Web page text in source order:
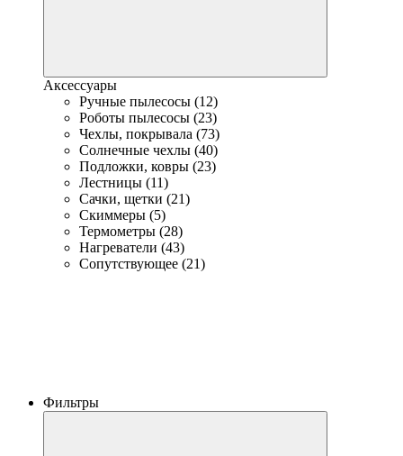
Аксессуары
Ручные пылесосы (12)
Роботы пылесосы (23)
Чехлы, покрывала (73)
Солнечные чехлы (40)
Подложки, ковры (23)
Лестницы (11)
Сачки, щетки (21)
Скиммеры (5)
Термометры (28)
Нагреватели (43)
Сопутствующее (21)
Фильтры